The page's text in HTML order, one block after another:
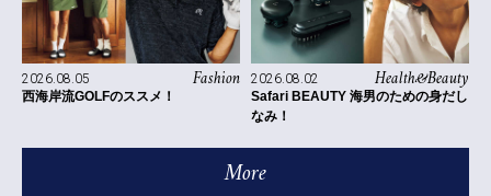
Fashion
2026.08.05
西海岸流GOLFのススメ！
Health&Beauty
2026.08.02
Safari BEAUTY 海男のための身だし
なみ！
More